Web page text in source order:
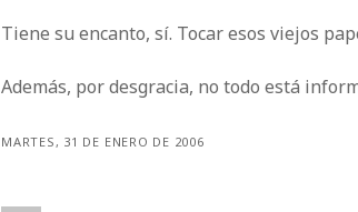
Tiene su encanto, sí. Tocar esos viejos
Además, por desgracia, no todo está
MARTES, 31 DE ENERO DE 2006